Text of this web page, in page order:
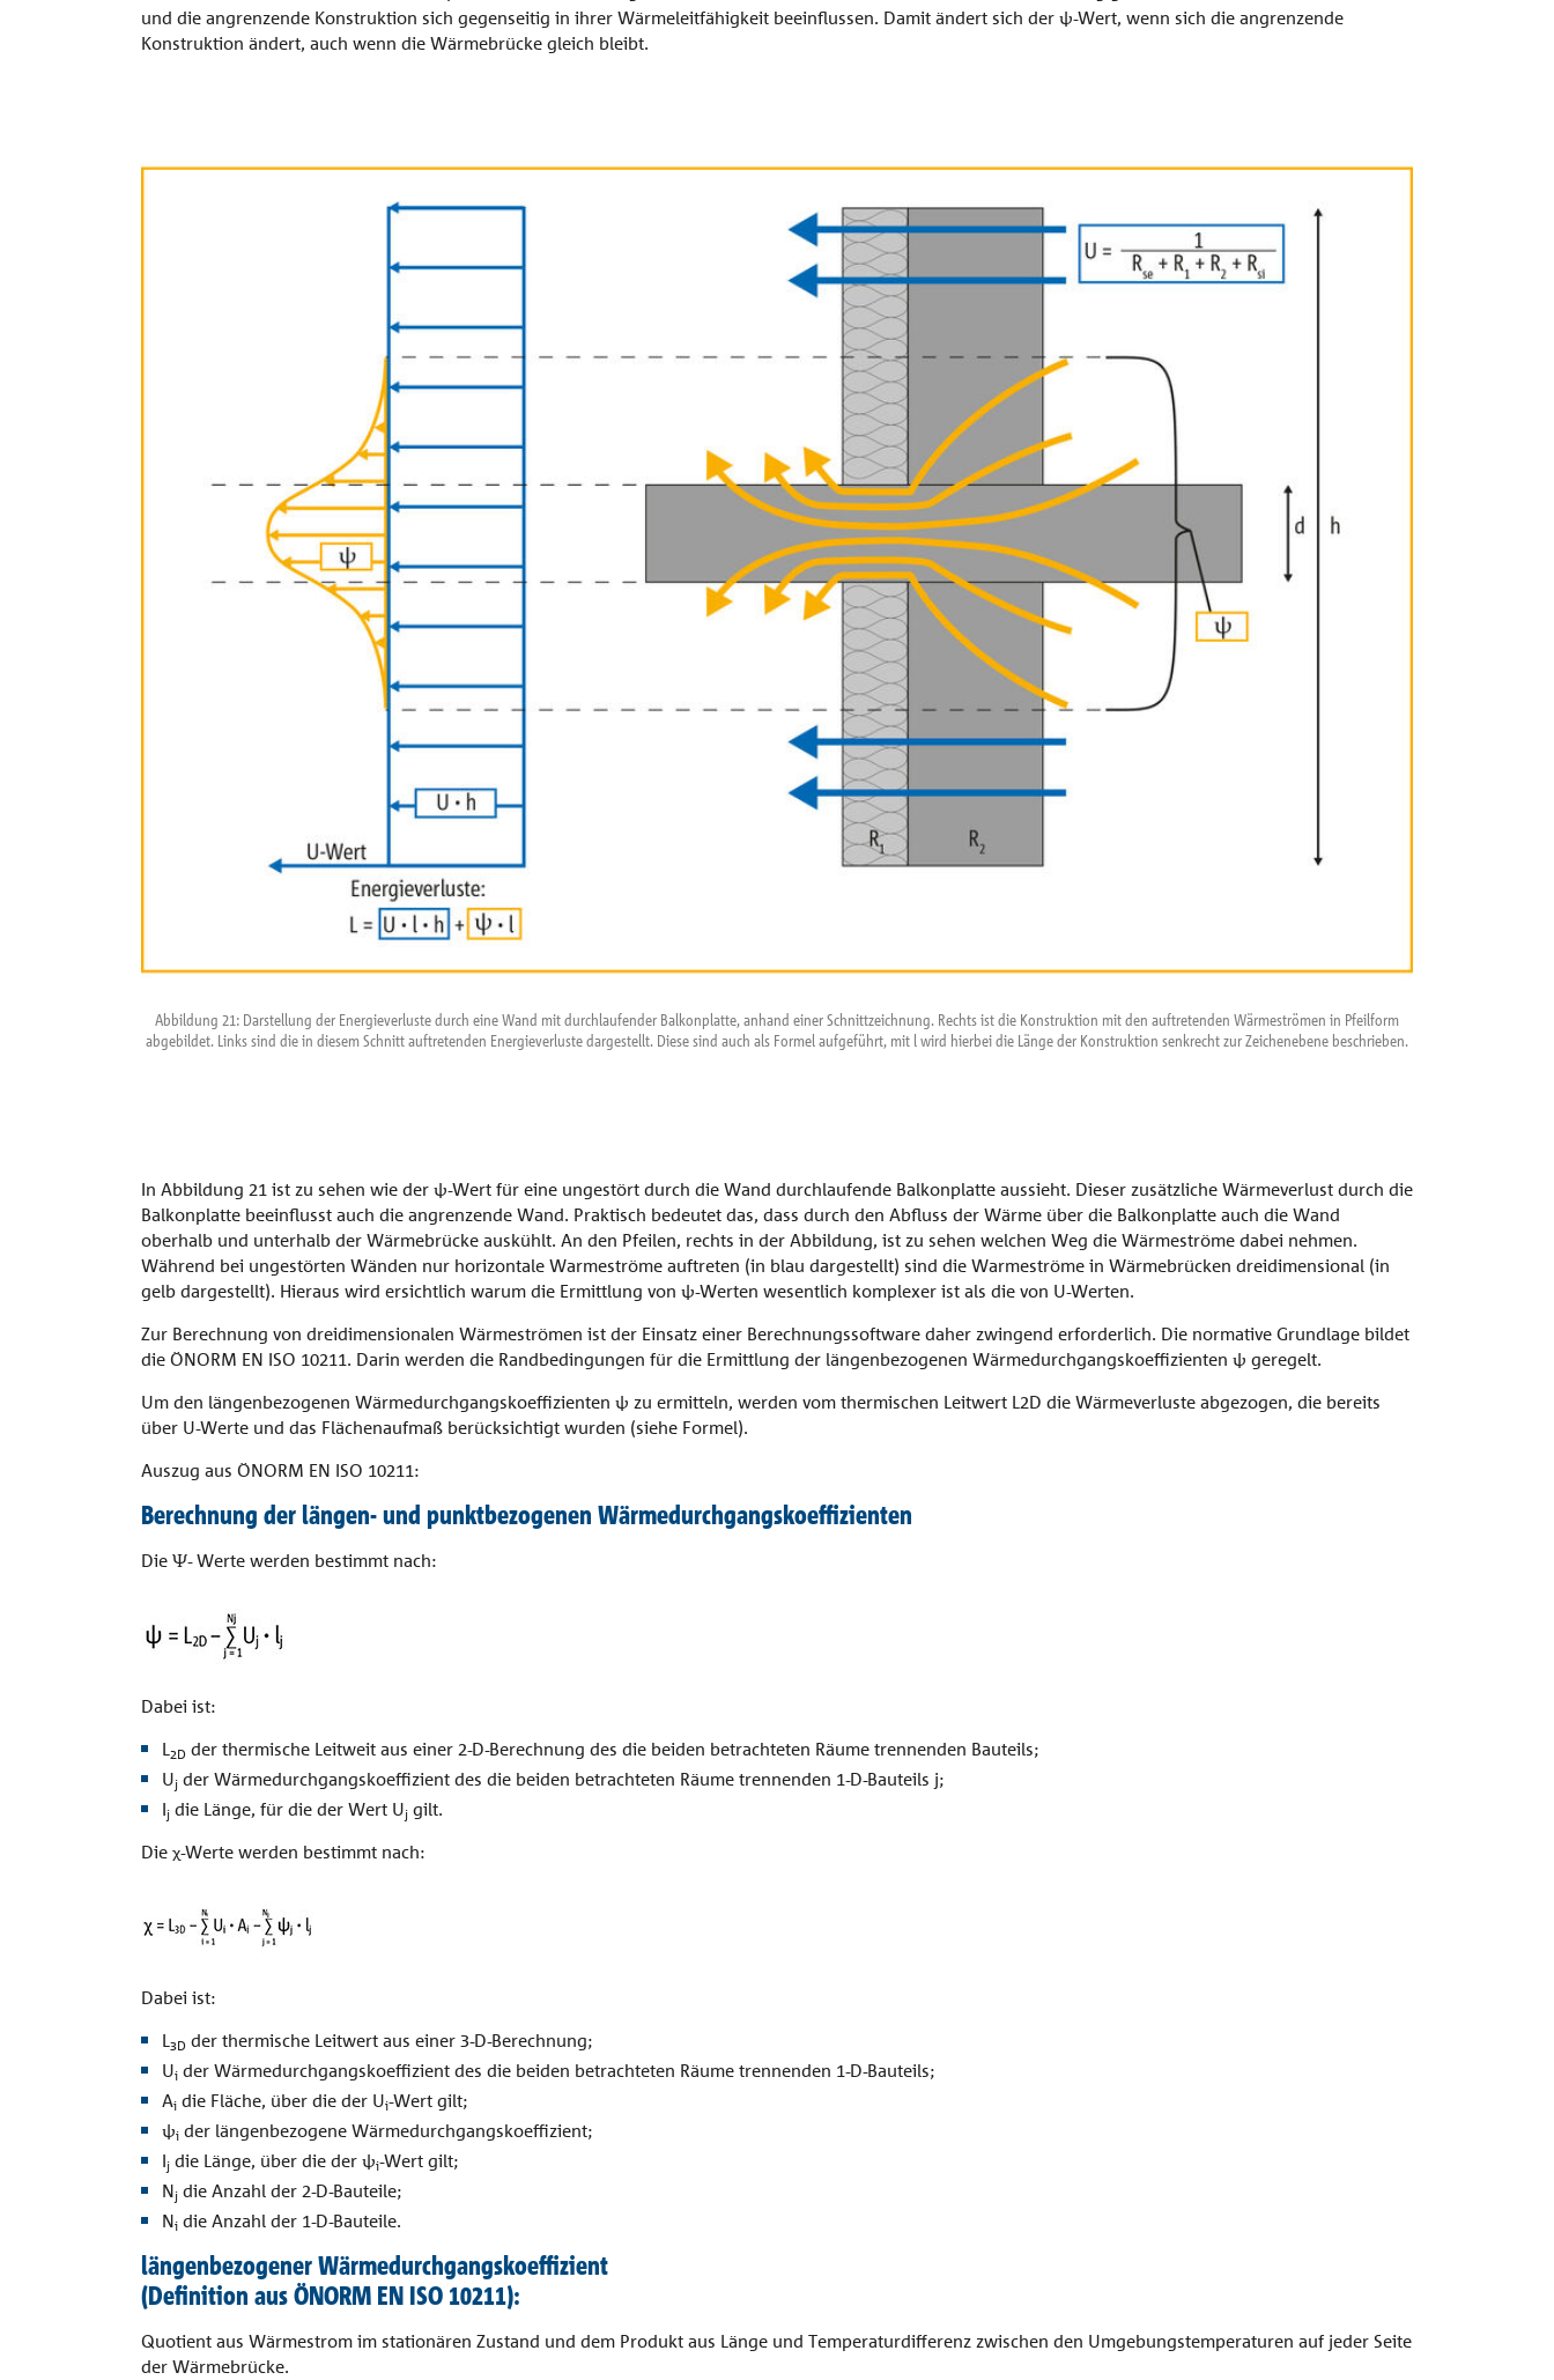
Vordach
Combar®
Einbauanleitungen
TragWerk
Planungsunterlagen
und die angrenzende Konstruktion sich gegenseitig in ihrer Wärmeleitfähigkeit beeinflussen. Damit ändert sich der ψ-Wert, wenn sich die angrenzende
Konstruktion ändert, auch wenn die Wärmebrücke gleich bleibt.
Abbildung 21: Darstellung der Energieverluste durch eine Wand mit durchlaufender Balkonplatte, anhand einer Schnittzeichnung. Rechts ist die Konstruktion mit den auftretenden Wärmeströmen in Pfeilform
abgebildet. Links sind die in diesem Schnitt auftretenden Energieverluste dargestellt. Diese sind auch als Formel aufgeführt, mit l wird hierbei die Länge der Konstruktion senkrecht zur Zeichenebene beschrieben.
In Abbildung 21 ist zu sehen wie der ψ-Wert für eine ungestört durch die Wand durchlaufende Balkonplatte aussieht. Dieser zusätzliche Wärmeverlust durch die
Balkonplatte beeinflusst auch die angrenzende Wand. Praktisch bedeutet das, dass durch den Abfluss der Wärme über die Balkonplatte auch die Wand
oberhalb und unterhalb der Wärmebrücke auskühlt. An den Pfeilen, rechts in der Abbildung, ist zu sehen welchen Weg die Wärmeströme dabei nehmen.
Während bei ungestörten Wänden nur horizontale Warmeströme auftreten (in blau dargestellt) sind die Warmeströme in Wärmebrücken dreidimensional (in
gelb dargestellt). Hieraus wird ersichtlich warum die Ermittlung von ψ-Werten wesentlich komplexer ist als die von U-Werten.
Zur Berechnung von dreidimensionalen Wärmeströmen ist der Einsatz einer Berechnungssoftware daher zwingend erforderlich. Die normative Grundlage bildet
die ÖNORM EN ISO 10211. Darin werden die Randbedingungen für die Ermittlung der längenbezogenen Wärmedurchgangskoeffizienten ψ geregelt.
Um den längenbezogenen Wärmedurchgangskoeffizienten ψ zu ermitteln, werden vom thermischen Leitwert L2D die Wärmeverluste abgezogen, die bereits
über U-Werte und das Flächenaufmaß berücksichtigt wurden (siehe Formel).
Auszug aus ÖNORM EN ISO 10211:
Berechnung der längen- und punktbezogenen Wärmedurchgangskoeffizienten
Die Ψ- Werte werden bestimmt nach:
Dabei ist:
L 2D der thermische Leitweit aus einer 2-D-Berechnung des die beiden betrachteten Räume trennenden Bauteils;
Uj der Wärmedurchgangskoeffizient des die beiden betrachteten Räume trennenden 1-D-Bauteils j;
Ij die Länge, für die der Wert Uj gilt.
Die χ-Werte werden bestimmt nach:
Dabei ist:
L 3D der thermische Leitwert aus einer 3-D-Berechnung;
Ui der Wärmedurchgangskoeffizient des die beiden betrachteten Räume trennenden 1-D-Bauteils;
Ai die Fläche, über die der Ui-Wert gilt;
ψi der längenbezogene Wärmedurchgangskoeffizient;
Ij die Länge, über die der ψi-Wert gilt;
Nj die Anzahl der 2-D-Bauteile;
Ni die Anzahl der 1-D-Bauteile.
längenbezogener Wärmedurchgangskoeffizient
(Definition aus ÖNORM EN ISO 10211):
Quotient aus Wärmestrom im stationären Zustand und dem Produkt aus Länge und Temperaturdifferenz zwischen den Umgebungstemperaturen auf jeder Seite
der Wärmebrücke.